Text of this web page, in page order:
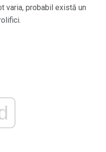
varia, probabil există un